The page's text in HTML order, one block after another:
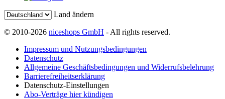
Land ändern
© 2010-2026 niceshops GmbH - All rights reserved.
Impressum und Nutzungsbedingungen
Datenschutz
Allgemeine Geschäftsbedingungen und Widerrufsbelehrung
Barrierefreiheitserklärung
Datenschutz-Einstellungen
Abo-Verträge hier kündigen